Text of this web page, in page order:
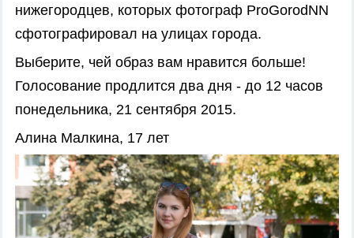
нижегородцев, которых фотограф ProGorodNN
сфотографировал на улицах города.
Выберите, чей образ вам нравится больше!
Голосование продлится два дня - до 12 часов
понедельника, 21 сентября 2015.
Алина Малкина, 17 лет